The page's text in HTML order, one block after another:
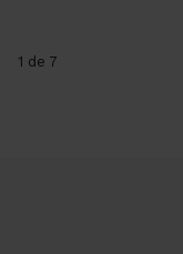
1 de 7